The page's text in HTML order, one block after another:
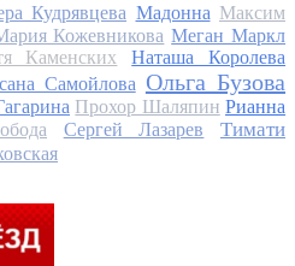
Кудрявцева Мадонна Максим
Кожевникова Меган Маркл
Каменских
Наташа Королева
Самойлова Ольга Бузова
Прохор Шаляпин Рианна
Сергей Лазарев
Тимати